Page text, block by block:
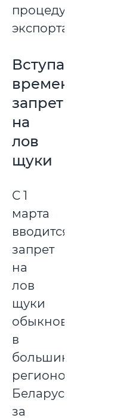
процедуру
экспорта.
Вступает
временный
запрет
на
лов
щуки
С 1
марта
вводится
запрет
на
лов
щуки
обыкновенной
в
большинстве
регионов
Беларуси,
за